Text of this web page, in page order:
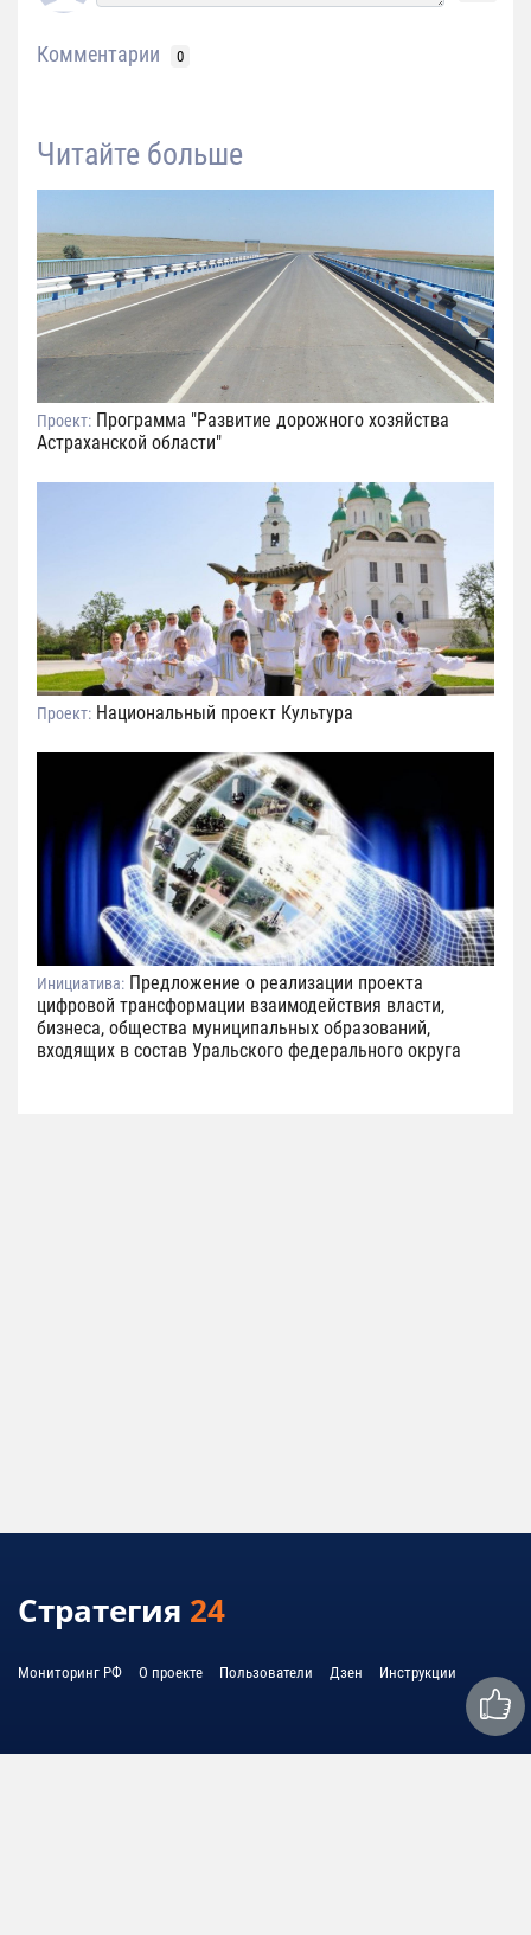
Комментарии 0
Читайте больше
Проект: Программа "Развитие дорожного хозяйства
Астраханской области"
Проект: Национальный проект Культура
Инициатива: Предложение о реализации проекта
цифровой трансформации взаимодействия власти,
бизнеса, общества муниципальных образований,
входящих в состав Уральского федерального округа
Стратегия 24
Мониторинг РФ О проекте Пользователи Дзен Инструкции